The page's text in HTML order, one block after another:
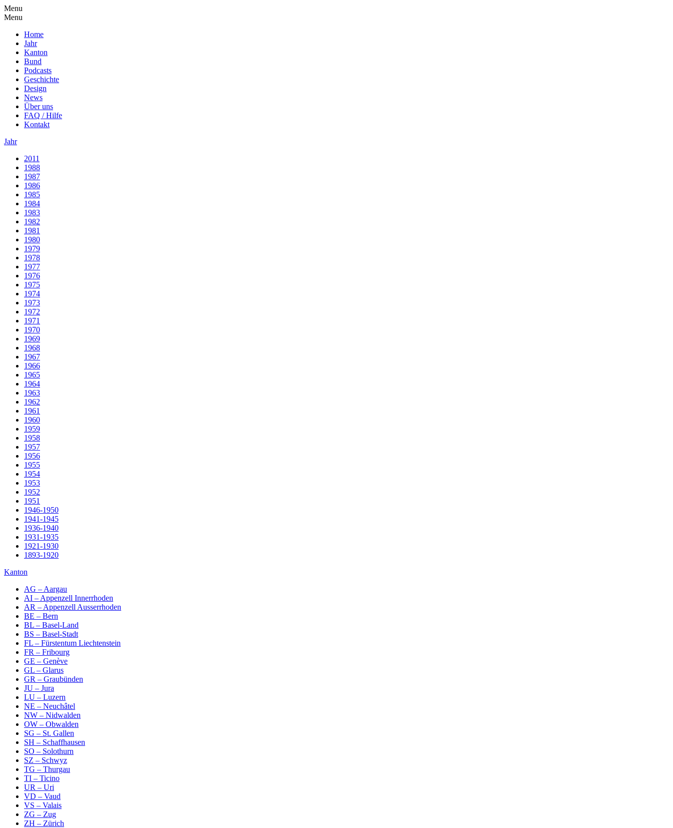
Menu
Menu
Home
Jahr
Kanton
Bund
Podcasts
Geschichte
Design
News
Über uns
FAQ / Hilfe
Kontakt
Jahr
2011
1988
1987
1986
1985
1984
1983
1982
1981
1980
1979
1978
1977
1976
1975
1974
1973
1972
1971
1970
1969
1968
1967
1966
1965
1964
1963
1962
1961
1960
1959
1958
1957
1956
1955
1954
1953
1952
1951
1946-1950
1941-1945
1936-1940
1931-1935
1921-1930
1893-1920
Kanton
AG – Aargau
AI – Appenzell Innerrhoden
AR – Appenzell Ausserrhoden
BE – Bern
BL – Basel-Land
BS – Basel-Stadt
FL – Fürstentum Liechtenstein
FR – Fribourg
GE – Genève
GL – Glarus
GR – Graubünden
JU – Jura
LU – Luzern
NE – Neuchâtel
NW – Nidwalden
OW – Obwalden
SG – St. Gallen
SH – Schaffhausen
SO – Solothurn
SZ – Schwyz
TG – Thurgau
TI – Ticino
UR – Uri
VD – Vaud
VS – Valais
ZG – Zug
ZH – Zürich